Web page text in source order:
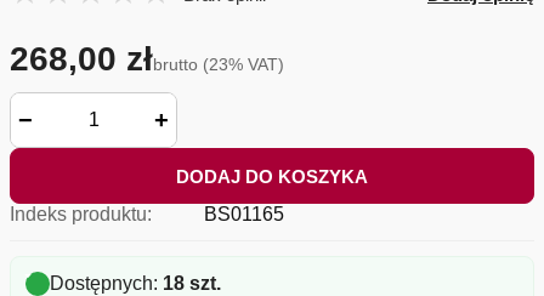
268,00 złbrutto (23% VAT)
− +
DODAJ DO KOSZYKA
Indeks produktu:
BS01165
Dostępnych: 18 szt.